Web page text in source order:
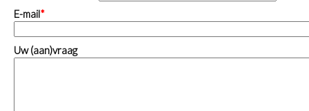
E-mail
Uw (aan)vraag